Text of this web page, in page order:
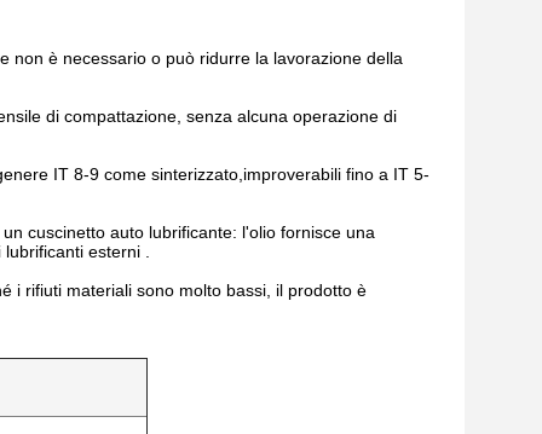
non è necessario o può ridurre la lavorazione della
di compattazione, senza alcuna operazione di
IT 8-9 come sinterizzato,improverabili fino a IT 5-
cuscinetto auto lubrificante: l'olio fornisce una
esterni .
i rifiuti materiali sono molto bassi, il prodotto è